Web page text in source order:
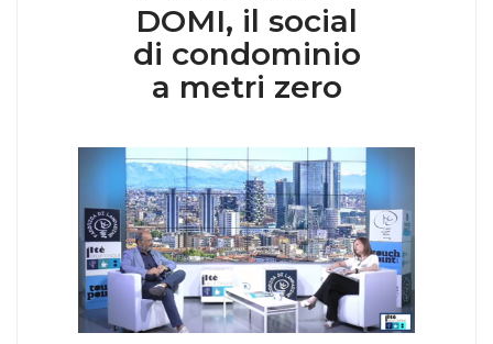
DOMI, il social
di condominio
a metri zero